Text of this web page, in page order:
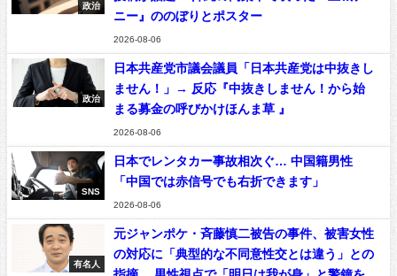
政治
ニー』ののぼりとポスター
2026-08-06
政治
日本共産党市議会議員「日本共産党は中抜きし
ません！」→ 反応『中抜きしません！から始
まる募金の呼びかけほんま草 』
2026-08-06
SNS
日本でレンタカー事故相次ぐ… 中国籍男性
「中国では赤信号でも右折できます」
2026-08-06
有名人
元ジャンポケ・斉藤慎二被告の事件、被害女性
の対応に「典型的な不同意性交とは違う」との